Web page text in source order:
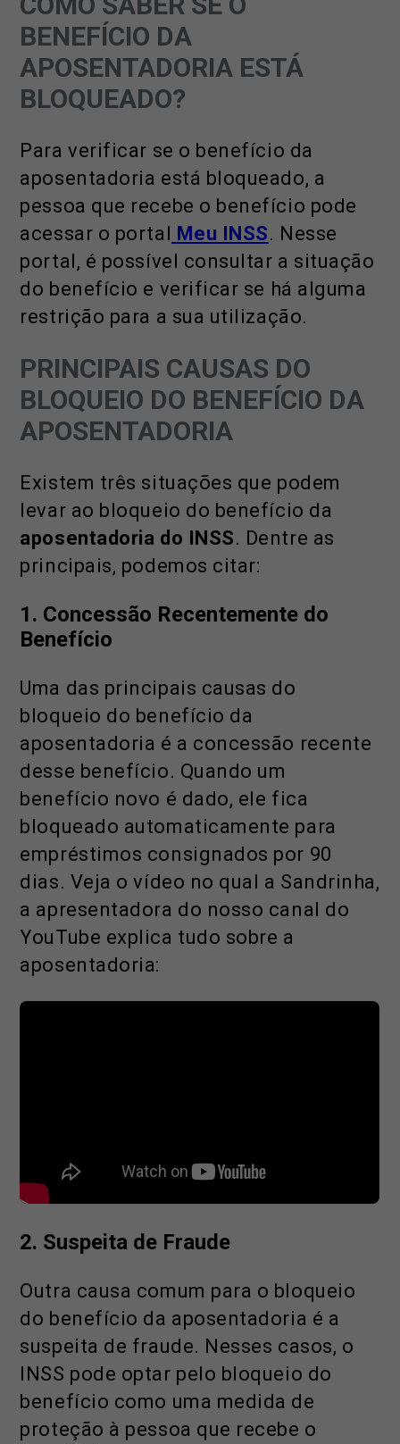
BENEFÍCIO DA
APOSENTADORIA ESTÁ
BLOQUEADO?
Para verificar se o benefício da
aposentadoria está bloqueado, a
pessoa que recebe o benefício pode
acessar o portal Meu INSS. Nesse
portal, é possível consultar a situação
do benefício e verificar se há alguma
restrição para a sua utilização.
PRINCIPAIS CAUSAS DO
BLOQUEIO DO BENEFÍCIO DA
APOSENTADORIA
Existem três situações que podem
levar ao bloqueio do benefício da
aposentadoria do INSS. Dentre as
principais, podemos citar:
1. Concessão Recentemente do
Benefício
Uma das principais causas do
bloqueio do benefício da
aposentadoria é a concessão recente
desse benefício. Quando um
benefício novo é dado, ele fica
bloqueado automaticamente para
empréstimos consignados por 90
dias. Veja o vídeo no qual a Sandrinha,
a apresentadora do nosso canal do
YouTube explica tudo sobre a
aposentadoria:
2. Suspeita de Fraude
Outra causa comum para o bloqueio
do benefício da aposentadoria é a
suspeita de fraude. Nesses casos, o
INSS pode optar pelo bloqueio do
benefício como uma medida de
proteção à pessoa que recebe o